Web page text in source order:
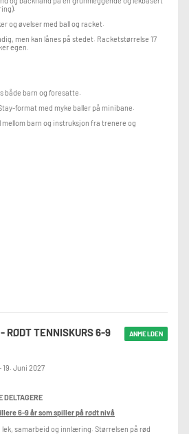
og øvelser med ball og racket.
men kan lånes på stedet. Racketstørrelse 17
egen.
både barn og foresatte.
format med myke baller på minibane.
mellom barn og instruksjon fra trenere og
22. august
lørdag 20. desember
time, kan dere ta den igjen på en annen
for deltakelse på blått nivå.
ANMELDEN
TENNISKURS 6-9
19. Juni 2027
DELTAGERE
6-9 år som spiller på rødt nivå
samarbeid og innlæring. Størrelsen på rød